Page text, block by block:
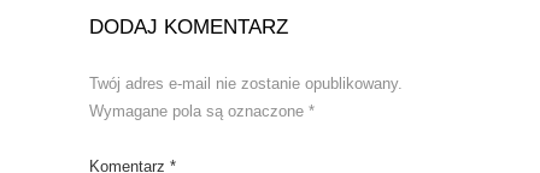
DODAJ KOMENTARZ
Twój adres e-mail nie zostanie opublikowany.
Wymagane pola są oznaczone *
Komentarz *